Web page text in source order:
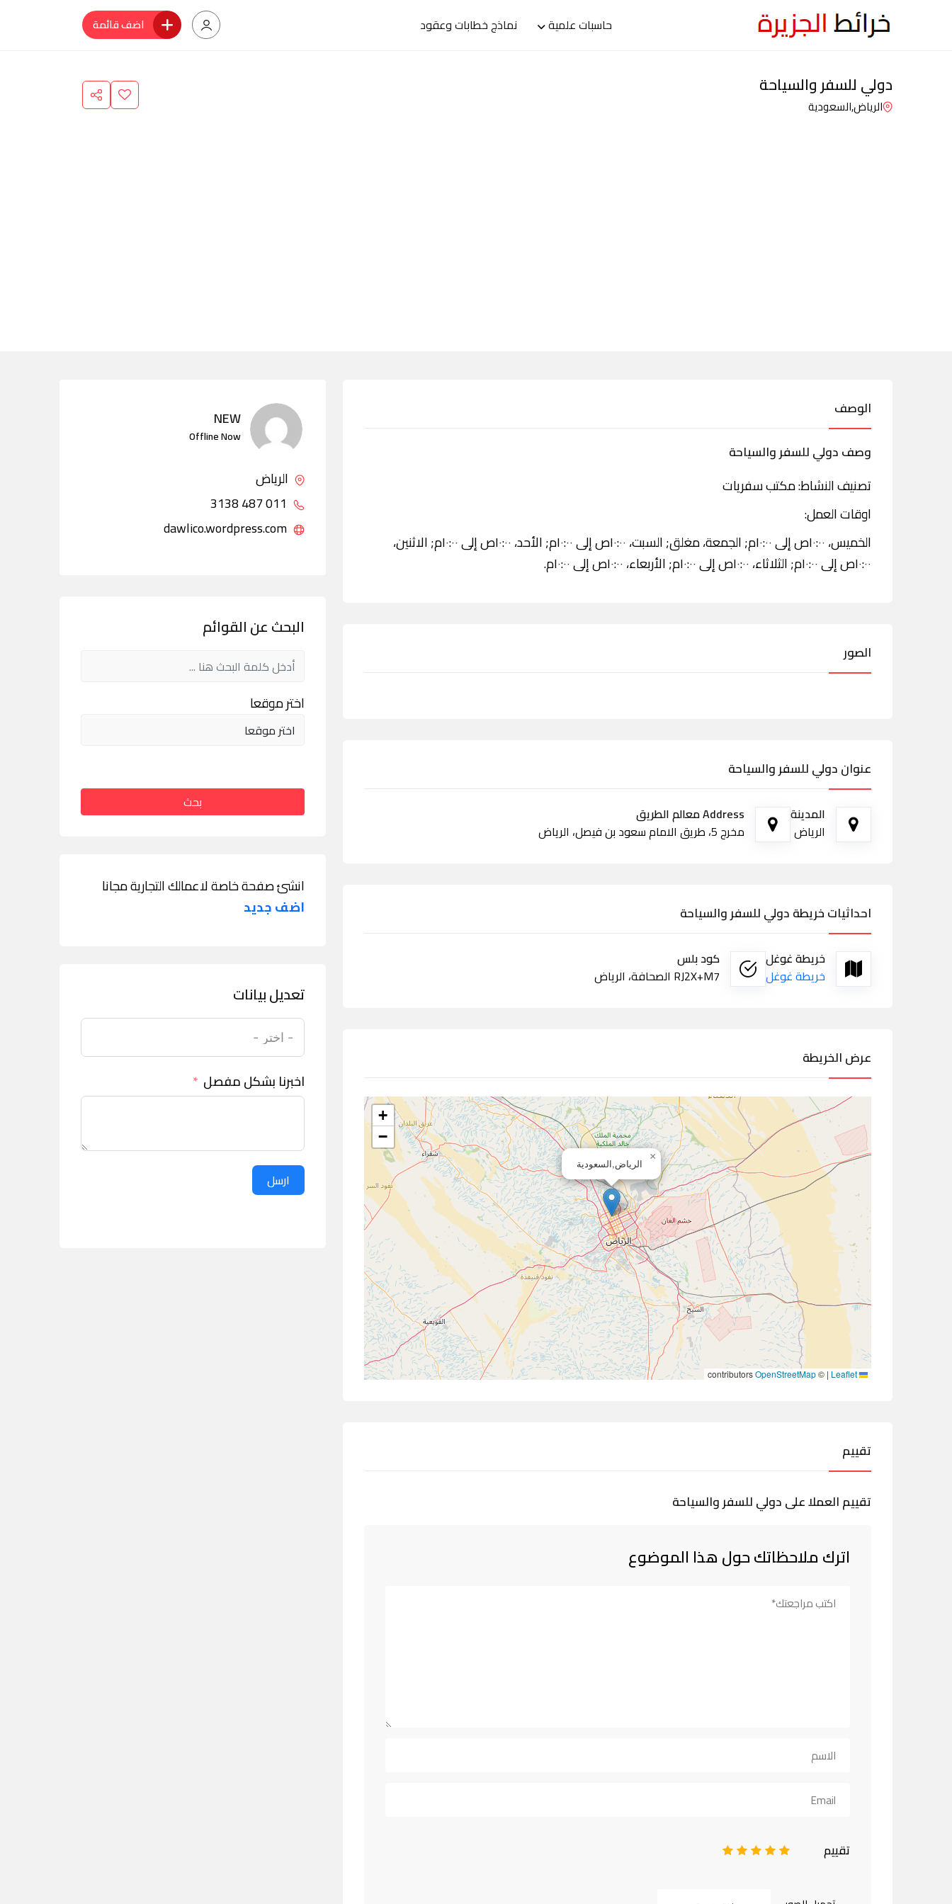
حاسبات علمية نماذج خطابات وعقود اضف قائمة
دولي للسفر والسياحة
الرياض,السعودية
الوصف
وصف دولي للسفر والسياحة
تصنيف النشاط: مكتب سفريات
اوقات العمل:
الخميس، ١٠:٠٠ص إلى ١٠:٠٠م; الجمعة، مغلق; السبت، ١٠:٠٠ص إلى ١٠:٠٠م; الأحد، ١٠:٠٠ص إلى ١٠:٠٠م; الاثنين،
١٠:٠٠ص إلى ١٠:٠٠م; الثلاثاء، ١٠:٠٠ص إلى ١٠:٠٠م; الأربعاء، ١٠:٠٠ص إلى ١٠:٠٠م.
الصور
عنوان دولي للسفر والسياحة
المدينة
الرياض
Address معالم الطريق
مخرج 5، طريق الامام سعود بن فيصل، الرياض
احداثيات خريطة دولي للسفر والسياحة
خريطة غوغل
خريطة غوغل
كود بلس
RJ2X+M7 الصحافة، الرياض
عرض الخريطة
الرياض,السعودية
×
+
−
|
©
OpenStreetMap
تقييم
تقييم العملا على دولي للسفر والسياحة
اترك ملاحظاتك حول هذا الموضوع
تقييم 5
4
3
2
NEW
Offline Now
الرياض
البحث عن القوائم
اختر موقعا
بحث
انشئ صفحة خاصة لاعمالك التجارية مجانا
اضف جديد
تعديل بيانات
اخبرنا بشكل مفصل
ارسل